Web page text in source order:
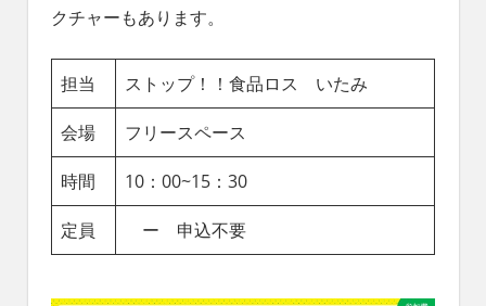
クチャーもあります。
担当 ストップ！！食品ロス いたみ
会場 フリースペース
時間 10：00~15：30
定員 ー 申込不要